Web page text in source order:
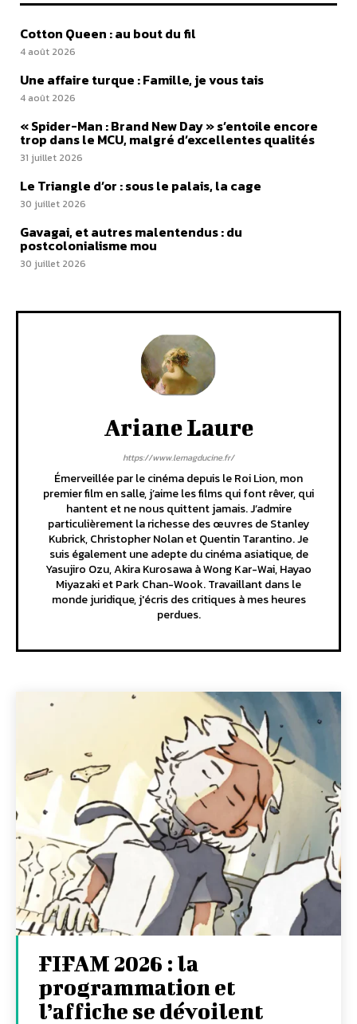
Cotton Queen : au bout du fil
4 août 2026
Une affaire turque : Famille, je vous tais
4 août 2026
« Spider-Man : Brand New Day » s’entoile encore
trop dans le MCU, malgré d’excellentes qualités
31 juillet 2026
Le Triangle d’or : sous le palais, la cage
30 juillet 2026
Gavagai, et autres malentendus : du
postcolonialisme mou
30 juillet 2026
Ariane Laure
https://www.lemagducine.fr/
Émerveillée par le cinéma depuis le Roi Lion, mon
premier film en salle, j’aime les films qui font rêver, qui
hantent et ne nous quittent jamais. J’admire
particulièrement la richesse des œuvres de Stanley
Kubrick, Christopher Nolan et Quentin Tarantino. Je
suis également une adepte du cinéma asiatique, de
Yasujiro Ozu, Akira Kurosawa à Wong Kar-Wai, Hayao
Miyazaki et Park Chan-Wook. Travaillant dans le
monde juridique, j'écris des critiques à mes heures
perdues.
FIFAM 2026 : la
programmation et
l’affiche se dévoilent